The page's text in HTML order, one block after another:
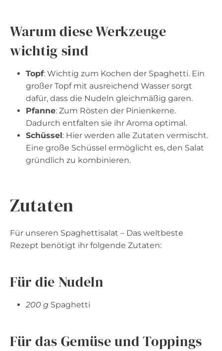
Warum diese Werkzeuge
wichtig sind
Topf: Wichtig zum Kochen der Spaghetti. Ein
großer Topf mit ausreichend Wasser sorgt
dafür, dass die Nudeln gleichmäßig garen.
Pfanne: Zum Rösten der Pinienkerne.
Dadurch entfalten sie ihr Aroma optimal.
Schüssel: Hier werden alle Zutaten vermischt.
Eine große Schüssel ermöglicht es, den Salat
gründlich zu kombinieren.
Zutaten
Für unseren Spaghettisalat – Das weltbeste
Rezept benötigt ihr folgende Zutaten:
Für die Nudeln
200 g Spaghetti
Für das Gemüse und Toppings